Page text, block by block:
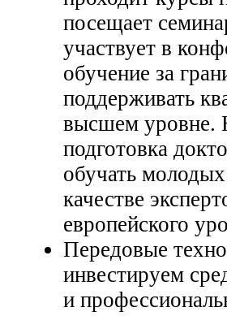
посещает
участвует в
обучение за
поддерживать
высшем уровне.
подготовка
обучать
качестве
европейского
Передовые
инвестируем
и